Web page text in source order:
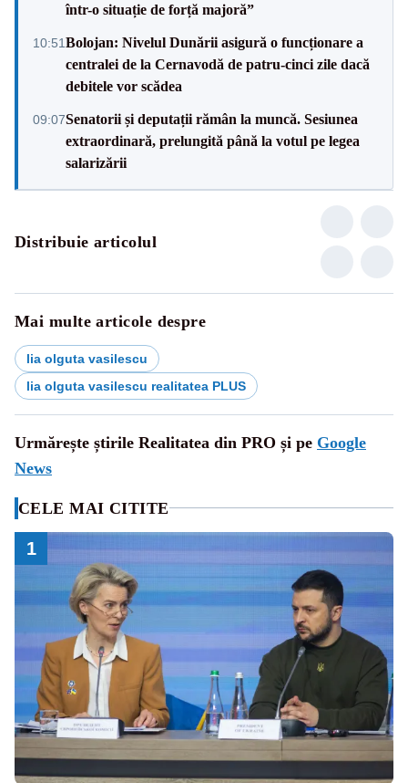
într-o situație de forță majoră”
10:51Bolojan: Nivelul Dunării asigură o funcționare a
centralei de la Cernavodă de patru-cinci zile dacă
debitele vor scădea
09:07Senatorii și deputații rămân la muncă. Sesiunea
extraordinară, prelungită până la votul pe legea
salarizării
Distribuie articolul
Mai multe articole despre
lia olguta vasilescu
lia olguta vasilescu realitatea PLUS
Urmărește știrile Realitatea din PRO și pe Google
News
CELE MAI CITITE
1